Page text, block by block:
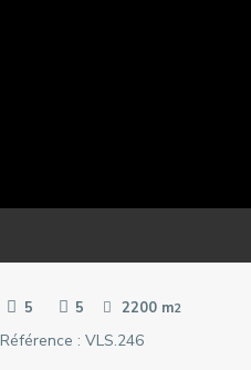
5 5 2200 m2
Référence : VLS.246